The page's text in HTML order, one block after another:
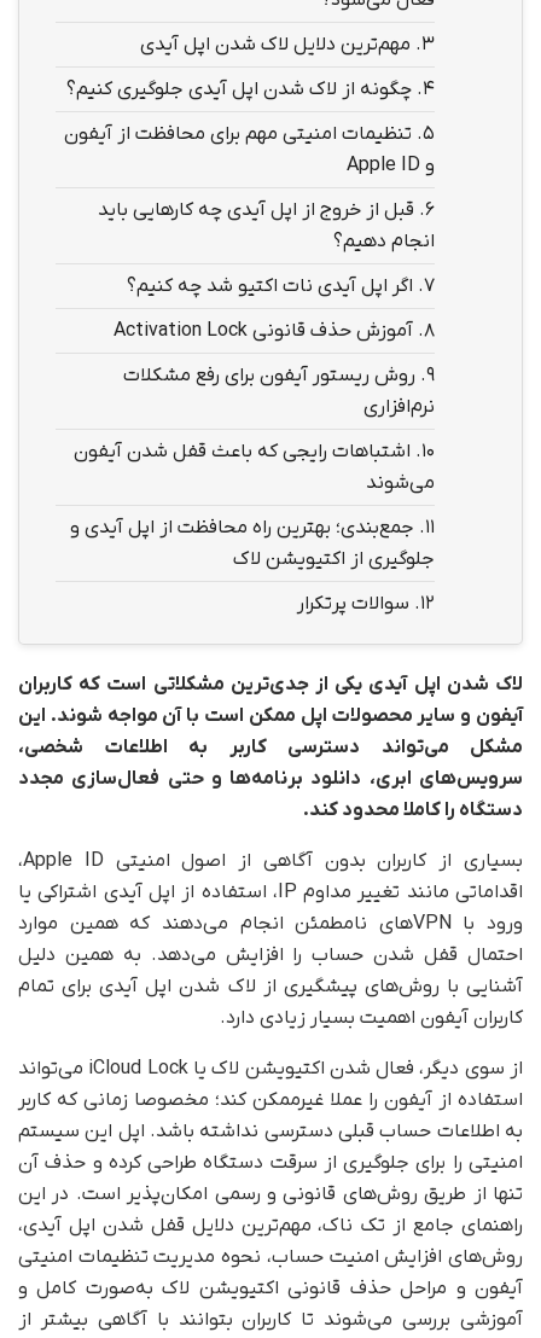
3. مهم‌ترین دلایل لاک شدن اپل آیدی
4. چگونه از لاک شدن اپل آیدی جلوگیری کنیم؟
5. تنظیمات امنیتی مهم برای محافظت از آیفون
و Apple ID
6. قبل از خروج از اپل آیدی چه کارهایی باید
انجام دهیم؟
7. اگر اپل آیدی نات اکتیو شد چه کنیم؟
8. آموزش حذف قانونی Activation Lock
9. روش ریستور آیفون برای رفع مشکلات
نرم‌افزاری
10. اشتباهات رایجی که باعث قفل شدن آیفون
می‌شوند
11. جمع‌بندی؛ بهترین راه محافظت از اپل آیدی و
جلوگیری از اکتیویشن لاک
12. سوالات پرتکرار
لاک شدن اپل آیدی یکی از جدی‌ترین مشکلاتی است که کاربران
آیفون و سایر محصولات اپل ممکن است با آن مواجه شوند. این
مشکل می‌تواند دسترسی کاربر به اطلاعات شخصی،
سرویس‌های ابری، دانلود برنامه‌ها و حتی فعال‌سازی مجدد
دستگاه را کاملا محدود کند.
بسیاری از کاربران بدون آگاهی از اصول امنیتی Apple ID،
اقداماتی مانند تغییر مداوم IP، استفاده از اپل آیدی اشتراکی یا
ورود با VPNهای نامطمئن انجام می‌دهند که همین موارد
احتمال قفل شدن حساب را افزایش می‌دهد. به همین دلیل
آشنایی با روش‌های پیشگیری از لاک شدن اپل آیدی برای تمام
کاربران آیفون اهمیت بسیار زیادی دارد.
از سوی دیگر، فعال شدن اکتیویشن لاک یا iCloud Lock می‌تواند
استفاده از آیفون را عملا غیرممکن کند؛ مخصوصا زمانی که کاربر
به اطلاعات حساب قبلی دسترسی نداشته باشد. اپل این سیستم
امنیتی را برای جلوگیری از سرقت دستگاه طراحی کرده و حذف آن
تنها از طریق روش‌های قانونی و رسمی امکان‌پذیر است. در این
راهنمای جامع از تک ناک، مهم‌ترین دلایل قفل شدن اپل آیدی،
روش‌های افزایش امنیت حساب، نحوه مدیریت تنظیمات امنیتی
آیفون و مراحل حذف قانونی اکتیویشن لاک به‌صورت کامل و
آموزشی بررسی می‌شوند تا کاربران بتوانند با آگاهی بیشتر از